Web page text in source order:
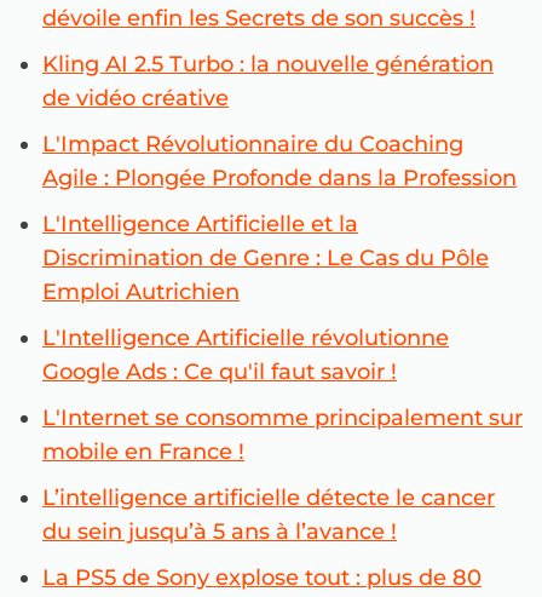
dévoile enfin les Secrets de son succès !
Kling AI 2.5 Turbo : la nouvelle génération
de vidéo créative
L'Impact Révolutionnaire du Coaching
Agile : Plongée Profonde dans la Profession
L'Intelligence Artificielle et la
Discrimination de Genre : Le Cas du Pôle
Emploi Autrichien
L'Intelligence Artificielle révolutionne
Google Ads : Ce qu'il faut savoir !
L'Internet se consomme principalement sur
mobile en France !
L’intelligence artificielle détecte le cancer
du sein jusqu’à 5 ans à l’avance !
La PS5 de Sony explose tout : plus de 80